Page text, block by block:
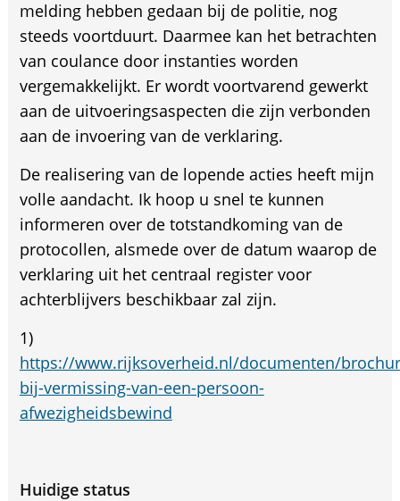
melding hebben gedaan bij de politie, nog
steeds voortduurt. Daarmee kan het betrachten
van coulance door instanties worden
vergemakkelijkt. Er wordt voortvarend gewerkt
aan de uitvoeringsaspecten die zijn verbonden
aan de invoering van de verklaring.
De realisering van de lopende acties heeft mijn
volle aandacht. Ik hoop u snel te kunnen
informeren over de totstandkoming van de
protocollen, alsmede over de datum waarop de
verklaring uit het centraal register voor
achterblijvers beschikbaar zal zijn.
1)
https://www.rijksoverheid.nl/documenten/
bij-vermissing-van-een-persoon-
afwezigheidsbewind
Huidige status